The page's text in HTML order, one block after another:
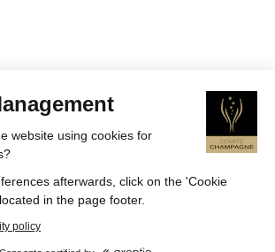
website using cookies for
afterwards, click on the 'Cookie
in the page footer.
policy